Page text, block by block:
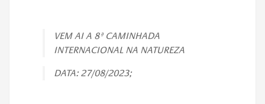
VEM AI A 8ª CAMINHADA
INTERNACIONAL NA NATUREZA
DATA: 27/08/2023;